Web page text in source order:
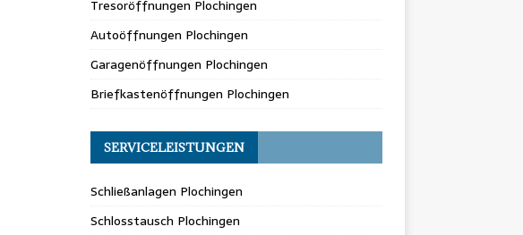
Tresoröffnungen Plochingen
Autoöffnungen Plochingen
Garagenöffnungen Plochingen
Briefkastenöffnungen Plochingen
SERVICELEISTUNGEN
Schließanlagen Plochingen
Schlosstausch Plochingen